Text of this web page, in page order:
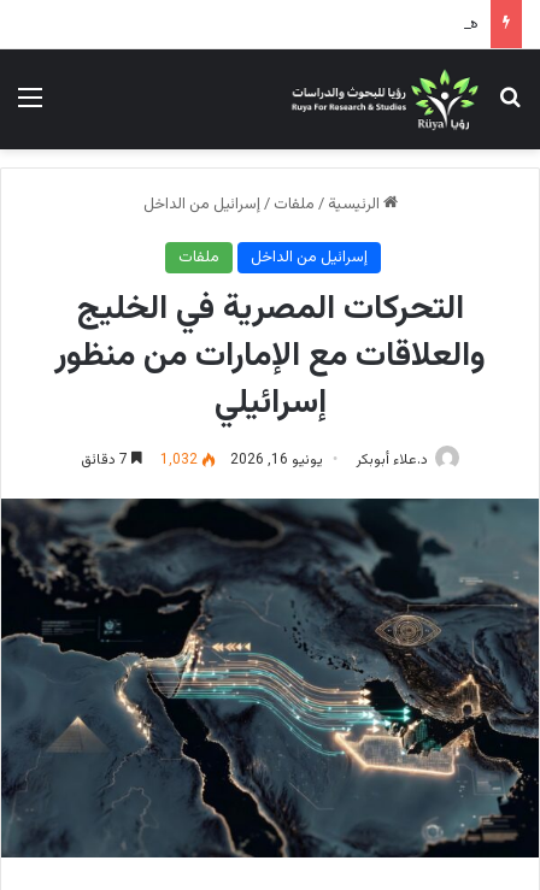
هل يمر التحالف الأمريكي الإسرائيلي بحالة توتر؟!
بحث عن
الرئيسية / ملفات /إسرائيل من الداخل
إسرائيل من الداخل ملفات
التحركات المصرية في الخليج
والعلاقات مع الإمارات من منظور
إسرائيلي
د.علاء أبوبكر يونيو 16, 2026 1٬032